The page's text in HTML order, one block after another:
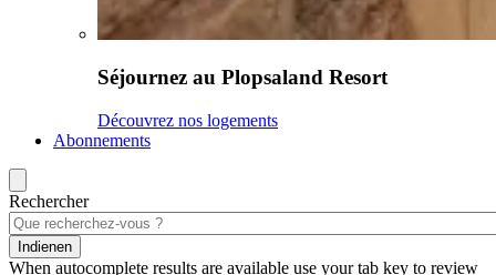
Séjournez au Plopsaland Resort
Découvrez nos logements
Abonnements
Rechercher
Indienen
When autocomplete results are available use your tab key to review